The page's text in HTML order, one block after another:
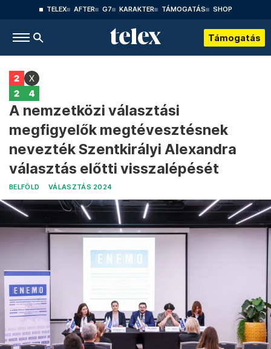
TELEX AFTER G7 KARAKTER TÁMOGATÁS SHOP
Támogatás
A nemzetközi választási
megfigyelők megtévesztésnek
nevezték Szentkirályi Alexandra
választás előtti visszalépését
BELFÖLD VÁLASZTÁS 2024